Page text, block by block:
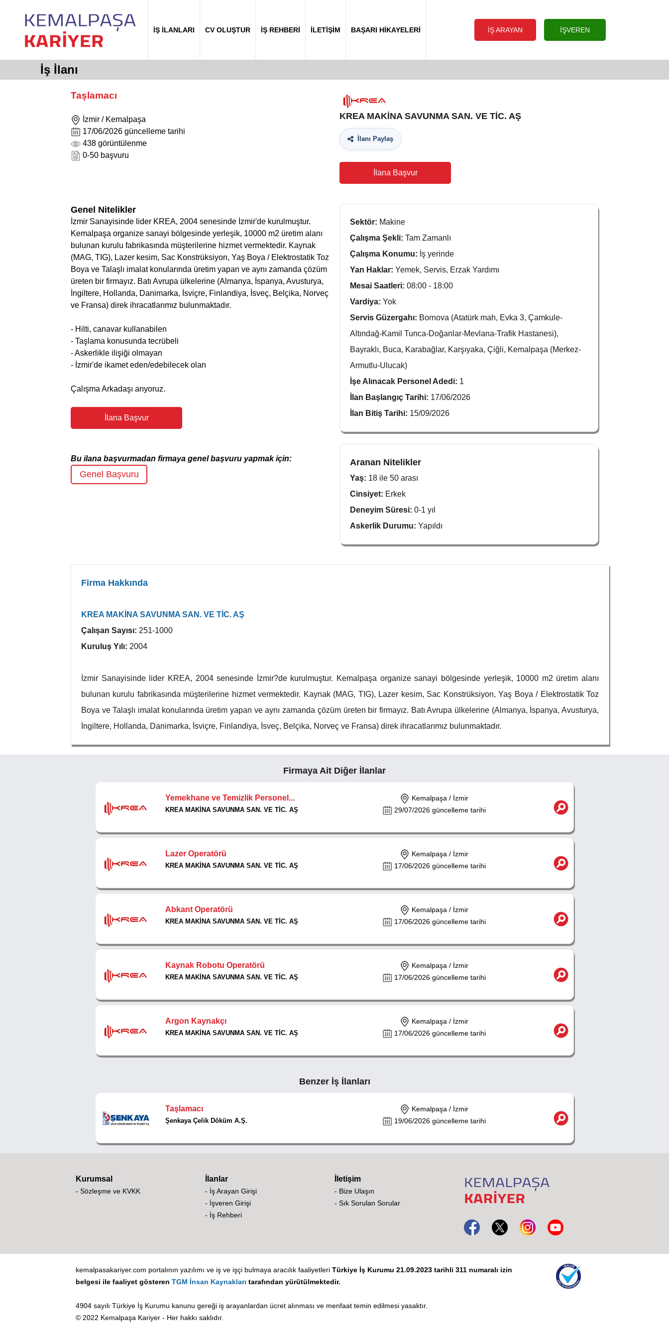
İŞ İLANLARI CV OLUŞTUR İŞ REHBERİ İLETİŞİM BAŞARI HİKAYELERİ İŞ ARAYAN İŞVEREN
İş İlanı
Taşlamacı
İzmir / Kemalpaşa
17/06/2026 güncelleme tarihi
438 görüntülenme
0-50 başvuru
KREA MAKİNA SAVUNMA SAN. VE TİC. AŞ
İlanı Paylaş
İlana Başvur
Genel Nitelikler
İzmir Sanayisinde lider KREA, 2004 senesinde İzmir'de kurulmuştur.
Kemalpaşa organize sanayi bölgesinde yerleşik, 10000 m2 üretim alanı
bulunan kurulu fabrikasında müşterilerine hizmet vermektedir. Kaynak
(MAG, TIG), Lazer kesim, Sac Konstrüksiyon, Yaş Boya / Elektrostatik Toz
Boya ve Talaşlı imalat konularında üretim yapan ve aynı zamanda çözüm
üreten bir firmayız. Batı Avrupa ülkelerine (Almanya, İspanya, Avusturya,
İngiltere, Hollanda, Danimarka, İsviçre, Finlandiya, İsveç, Belçika, Norveç
ve Fransa) direk ihracatlarımız bulunmaktadır.
- Hilti, canavar kullanabilen
- Taşlama konusunda tecrübeli
- Askerlikle ilişiği olmayan
- İzmir'de ikamet eden/edebilecek olan
Çalışma Arkadaşı arıyoruz.
İlana Başvur
Bu ilana başvurmadan firmaya genel başvuru yapmak için:
Genel Başvuru
Sektör: Makine
Çalışma Şekli: Tam Zamanlı
Çalışma Konumu: İş yerinde
Yan Haklar: Yemek, Servis, Erzak Yardımı
Mesai Saatleri: 08:00 - 18:00
Vardiya: Yok
Servis Güzergahı: Bornova (Atatürk mah, Evka 3, Çamkule-
Altındağ-Kamil Tunca-Doğanlar-Mevlana-Trafik Hastanesi),
Bayraklı, Buca, Karabağlar, Karşıyaka, Çiğli, Kemalpaşa (Merkez-
Armutlu-Ulucak)
İşe Alınacak Personel Adedi: 1
İlan Başlangıç Tarihi: 17/06/2026
İlan Bitiş Tarihi: 15/09/2026
Aranan Nitelikler
Yaş: 18 ile 50 arası
Cinsiyet: Erkek
Deneyim Süresi: 0-1 yıl
Askerlik Durumu: Yapıldı
Firma Hakkında
KREA MAKİNA SAVUNMA SAN. VE TİC. AŞ
Çalışan Sayısı: 251-1000
Kuruluş Yılı: 2004
İzmir Sanayisinde lider KREA, 2004 senesinde İzmir?de kurulmuştur. Kemalpaşa organize sanayi bölgesinde yerleşik, 10000 m2 üretim alanı
bulunan kurulu fabrikasında müşterilerine hizmet vermektedir. Kaynak (MAG, TIG), Lazer kesim, Sac Konstrüksiyon, Yaş Boya / Elektrostatik Toz
Boya ve Talaşlı imalat konularında üretim yapan ve aynı zamanda çözüm üreten bir firmayız. Batı Avrupa ülkelerine (Almanya, İspanya, Avusturya,
İngiltere, Hollanda, Danimarka, İsviçre, Finlandiya, İsveç, Belçika, Norveç ve Fransa) direk ihracatlarımız bulunmaktadır.
Firmaya Ait Diğer İlanlar
Yemekhane ve Temizlik Personel...
KREA MAKİNA SAVUNMA SAN. VE TİC. AŞ
Kemalpaşa / İzmir
29/07/2026 güncelleme tarihi
Lazer Operatörü
KREA MAKİNA SAVUNMA SAN. VE TİC. AŞ
Kemalpaşa / İzmir
17/06/2026 güncelleme tarihi
Abkant Operatörü
KREA MAKİNA SAVUNMA SAN. VE TİC. AŞ
Kemalpaşa / İzmir
17/06/2026 güncelleme tarihi
Kaynak Robotu Operatörü
KREA MAKİNA SAVUNMA SAN. VE TİC. AŞ
Kemalpaşa / İzmir
17/06/2026 güncelleme tarihi
Argon Kaynakçı
KREA MAKİNA SAVUNMA SAN. VE TİC. AŞ
Kemalpaşa / İzmir
17/06/2026 güncelleme tarihi
Benzer İş İlanları
Taşlamacı
Şenkaya Çelik Döküm A.Ş.
Kemalpaşa / İzmir
19/06/2026 güncelleme tarihi
Kurumsal
- Sözleşme ve KVKK
İlanlar
- İş Arayan Girişi
- İşveren Girişi
- İş Rehberi
İletişim
- Bize Ulaşın
- Sık Sorulan Sorular
kemalpasakariyer.com portalının yazılımı ve iş ve işçi bulmaya aracılık faaliyetleri Türkiye İş Kurumu 21.09.2023 tarihli 311 numaralı izin
belgesi ile faaliyet gösteren TGM İnsan Kaynakları tarafından yürütülmektedir.
4904 sayılı Türkiye İş Kurumu kanunu gereği iş arayanlardan ücret alınması ve menfaat temin edilmesi yasaktır.
© 2022 Kemalpaşa Kariyer - Her hakkı saklıdır.